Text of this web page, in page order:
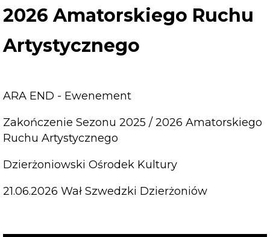
2026 Amatorskiego Ruchu
Artystycznego
ARA END - Ewenement
Zakończenie Sezonu 2025 / 2026 Amatorskiego
Ruchu Artystycznego
Dzierżoniowski Ośrodek Kultury
21.06.2026 Wał Szwedzki Dzierżoniów